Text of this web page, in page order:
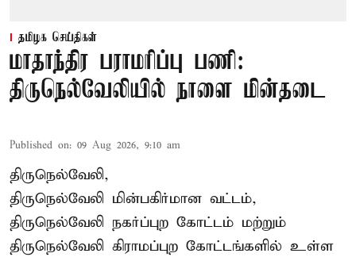
தமிழக செய்திகள்
மாதாந்திர பராமரிப்பு பணி:
திருநெல்வேலியில் நாளை மின்தடை
Published on: 09 Aug 2026, 9:10 am
திருநெல்வேலி,
திருநெல்வேலி மின்பகிர்மான வட்டம்,
திருநெல்வேலி நகர்ப்புற கோட்டம் மற்றும்
திருநெல்வேலி கிராமப்புற கோட்டங்களில் உள்ள